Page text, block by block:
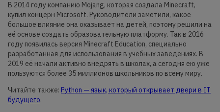
В 2014 году компанию Mojang, которая создала Minecraft,
купил концерн Microsoft. Руководители заметили, какое
большое влияние она оказывает на детей, поэтому решили на
её основе создать образовательную платформу. Так в 2016
году появилась версия Minecraft Education, специально
разработанная для использования в учебных заведениях. В
2019 её начали активно внедрять в школах, а сегодня ею уже
пользуются более 35 миллионов школьников по всему миру.
Читайте также: Python — язык, который открывает двери в IT
будущего.